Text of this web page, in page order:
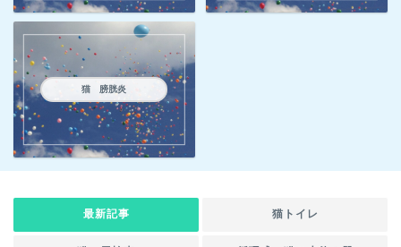
猫 膀胱炎
最新記事 猫トイレ